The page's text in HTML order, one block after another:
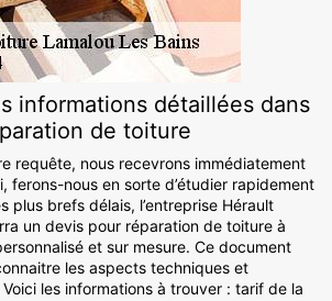
informations détaillées dans
de toiture
requête, nous recevrons immédiatement
ferons-nous en sorte d’étudier rapidement
plus brefs délais, l’entreprise Hérault
un devis pour réparation de toiture à
et sur mesure. Ce document
les aspects techniques et
les informations à trouver : tarif de la